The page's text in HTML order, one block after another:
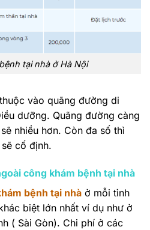
tại nhà ở Hà Nội
vào quãng đường di
dưỡng. Quãng đường càng
nhiều hơn. Còn đa số thì
cố định.
công khám bệnh tại nhà
bệnh tại nhà ở mỗi tỉnh
biệt lớn nhất ví dụ như ở
( Sài Gòn). Chi phí ở các